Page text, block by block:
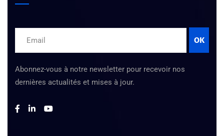
OK
Abonnez-vous à notre newsletter pour recevoir nos
dernières actualités et mises à jour.